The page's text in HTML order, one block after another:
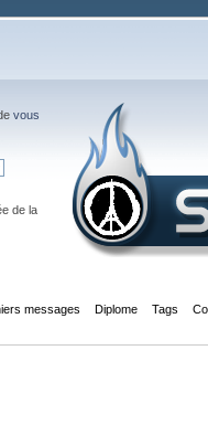
vous
de la
messages Diplome Tags